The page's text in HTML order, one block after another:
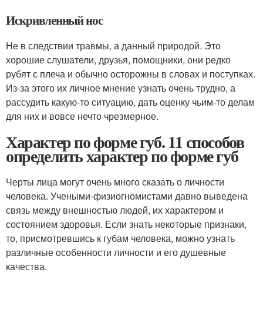
Искривленный нос
Не в следствии травмы, а данный природой. Это
хорошие слушатели, друзья, помощники, они редко
рубят с плеча и обычно осторожны в словах и поступках.
Из-за этого их личное мнение узнать очень трудно, а
рассудить какую-то ситуацию, дать оценку чьим-то делам
для них и вовсе нечто чрезмерное.
Характер по форме губ. 11 способов
определить характер по форме губ
Черты лица могут очень много сказать о личности
человека. Учеными-физиогномистами давно выведена
связь между внешностью людей, их характером и
состоянием здоровья. Если знать некоторые признаки,
то, присмотревшись к губам человека, можно узнать
различные особенности личности и его душевные
качества.